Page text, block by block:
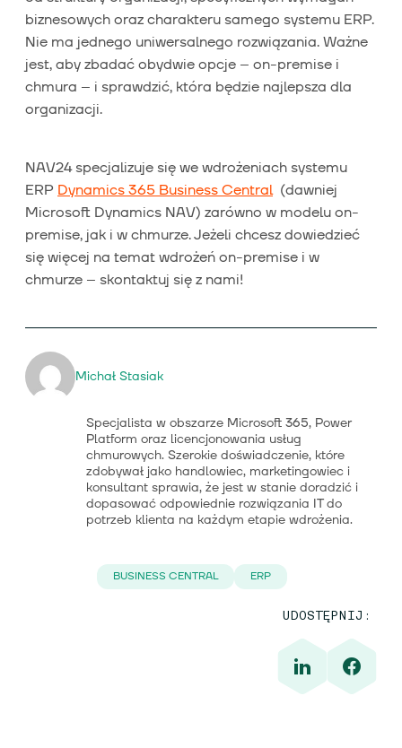
biznesowych oraz charakteru samego systemu ERP.
Nie ma jednego uniwersalnego rozwiązania. Ważne
jest, aby zbadać obydwie opcje – on-premise i
chmura – i sprawdzić, która będzie najlepsza dla
organizacji.
NAV24 specjalizuje się we wdrożeniach systemu
ERP Dynamics 365 Business Central(dawniej
Microsoft Dynamics NAV) zarówno w modelu on-
premise, jak i w chmurze. Jeżeli chcesz dowiedzieć
się więcej na temat wdrożeń on-premise i w
chmurze – skontaktuj się z nami!
Michał Stasiak
Specjalista w obszarze Microsoft 365, Power
Platform oraz licencjonowania usług
chmurowych. Szerokie doświadczenie, które
zdobywał jako handlowiec, marketingowiec i
konsultant sprawia, że jest w stanie doradzić i
dopasować odpowiednie rozwiązania IT do
potrzeb klienta na każdym etapie wdrożenia.
BUSINESS CENTRAL ERP
UDOSTĘPNIJ: